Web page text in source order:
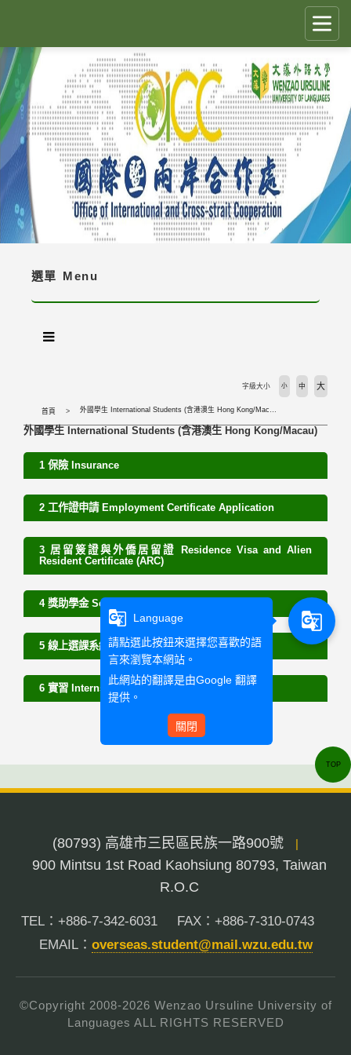
容
區
CLOSE ✕
國際生留臺計畫 PEGFIS
最新消息 Latest News
人員職掌 Job Description
境外生資訊與規定 Regulations
境外生入學資訊 Enrollment Information
外國學生專班 International Programs
學校首頁 WZU homepage
境外組首頁 SOSA Homepage
國合處首頁 OICC homepage
國際交流組 International Exchange Affairs
選單 Menu
首頁 外國學生 International Students (含港澳生 Hong Kong/Macau)
字級大小 小 中 大
外國學生 International Students (含港澳生 Hong Kong/Macau)
1 保險 Insurance
2 工作證申請 Employment Certificate Application
3 居留簽證與外僑居留證 Residence Visa and Alien
Resident Certificate (ARC)
4 獎助學金 Scholarship
5 線上選課系統 Online Course Selection System
6 實習 Internship
(80793) 高雄市三民區民族一路900號 |
900 Mintsu 1st Road Kaohsiung 80793, Taiwan
R.O.C
TEL：+886-7-342-6031
FAX：+886-7-310-0743
EMAIL： overseas.student@mail.wzu.edu.tw
©Copyright 2008-2026 Wenzao Ursuline University of
Languages ALL RIGHTS RESERVED
TOP
g_translate
Language
請點選此按鈕來選擇您喜歡的語
言來瀏覽本網站。
此網站的翻譯是由Google 翻譯
提供。
關閉
g_translate